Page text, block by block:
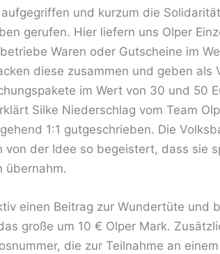
und kurzum die
gerufen. Hier liefern uns Olper
Waren oder Gutscheine im
diese zusammen und geben als
im Wert von 30 und 50
Silke Niederschlag vom Team
1:1 gutgeschrieben. Die
von der Idee so begeistert, dass sie
übernahm.
einen Beitrag zur Wundertüte und
große um 10 € Olper Mark.
die zur Teilnahme an